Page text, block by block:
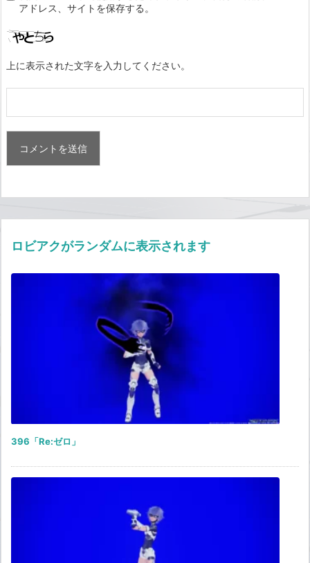
アドレス、サイトを保存する。
上に表示された文字を入力してください。
ロビアクがランダムに表示されます
396「Re:ゼロ」